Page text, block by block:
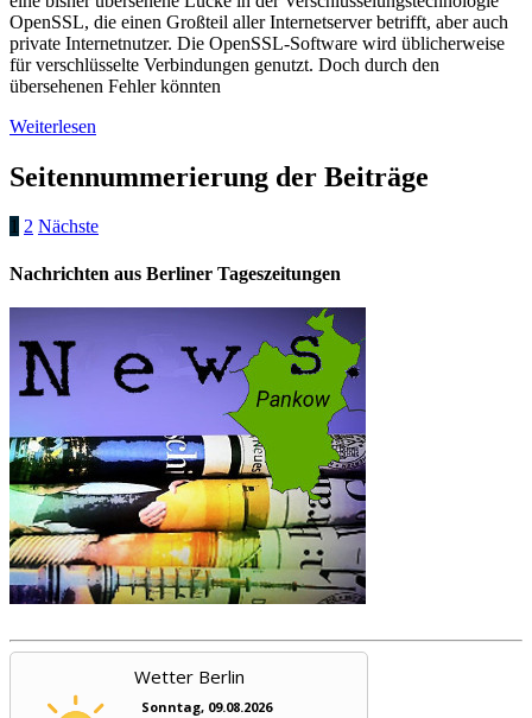
OpenSSL, die einen Großteil aller Internetserver betrifft, aber auch
private Internetnutzer. Die OpenSSL-Software wird üblicherweise
für verschlüsselte Verbindungen genutzt. Doch durch den
übersehenen Fehler könnten
Weiterlesen
Seitennummerierung der Beiträge
1 2 Nächste
Nachrichten aus Berliner Tageszeitungen
Wetter Berlin
Sonntag, 09.08.2026